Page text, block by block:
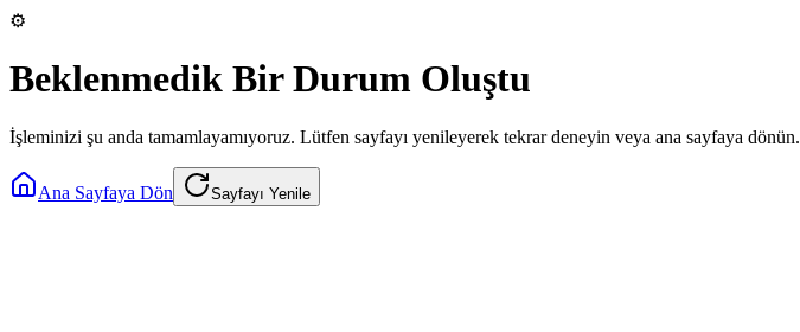
⚙️
Beklenmedik Bir Durum Oluştu
İşleminizi şu anda tamamlayamıyoruz. Lütfen sayfayı yenileyerek tekrar deneyin veya ana sayfaya dönün.
Ana Sayfaya Dön Sayfayı Yenile